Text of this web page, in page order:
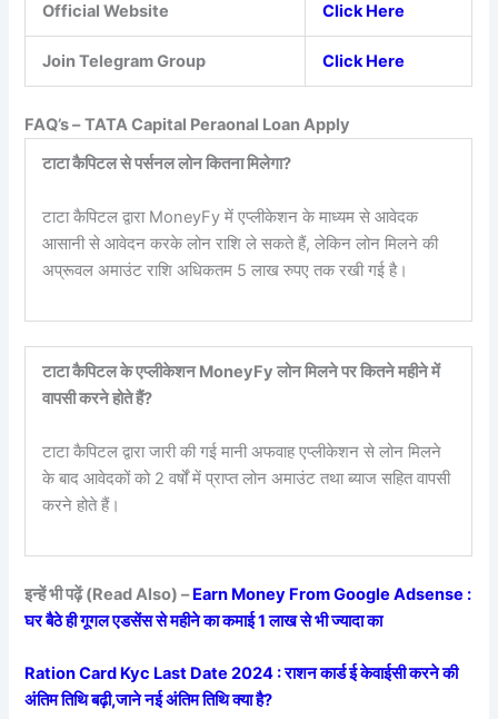
Official Website Click Here
Join Telegram Group Click Here
FAQ’s – TATA Capital Peraonal Loan Apply
टाटा कैपिटल से पर्सनल लोन कितना मिलेगा?
टाटा कैपिटल द्वारा MoneyFy में एप्लीकेशन के माध्यम से आवेदक
आसानी से आवेदन करके लोन राशि ले सकते हैं, लेकिन लोन मिलने की
अप्रूवल अमाउंट राशि अधिकतम 5 लाख रुपए तक रखी गई है।
टाटा कैपिटल के एप्लीकेशन MoneyFy लोन मिलने पर कितने महीने में
वापसी करने होते हैं?
टाटा कैपिटल द्वारा जारी की गई मानी अफवाह एप्लीकेशन से लोन मिलने
के बाद आवेदकों को 2 वर्षों में प्राप्त लोन अमाउंट तथा ब्याज सहित वापसी
करने होते हैं।
इन्हें भी पढ़ें (Read Also) –Earn Money From Google Adsense :
घर बैठे ही गूगल एडसेंस से महीने का कमाई 1 लाख से भी ज्यादा का
Ration Card Kyc Last Date 2024 : राशन कार्ड ई केवाईसी करने की
अंतिम तिथि बढ़ी,जाने नई अंतिम तिथि क्या है?